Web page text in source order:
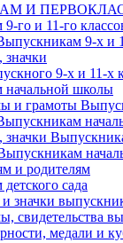
И
го и 11-го
9-х и
9-х и 11-х
школы
и грамоты
значки
и родителям
сада
значки
свидетельства
медали и